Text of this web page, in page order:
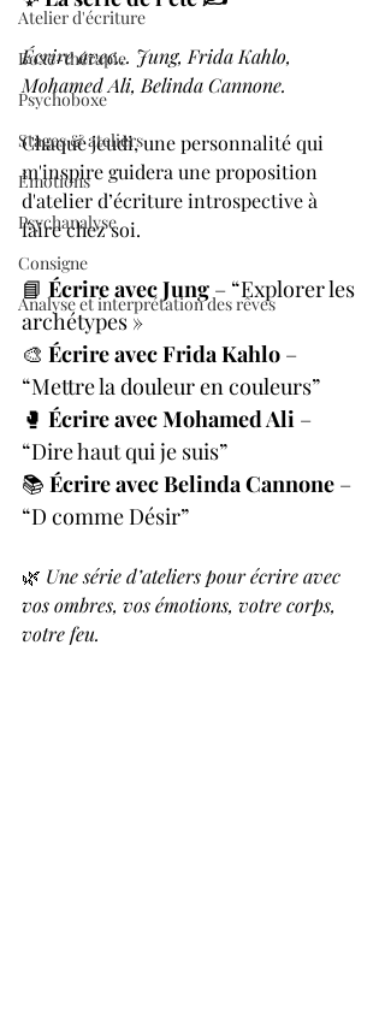
Atelier d'écriture
Boxe-thérapie
Psychoboxe
Stages & ateliers
Émotions
Psychanalyse
Consigne
Analyse et interprétation des rêves
Écrire avec… Jung, Frida Kahlo,
Mohamed Ali, Belinda Cannone.
Chaque jeudi, une personnalité qui
m'inspire guidera une proposition
d'atelier d’écriture introspective à
faire chez soi.
📘 Écrire avec Jung – “Explorer les
archétypes »
🎨 Écrire avec Frida Kahlo –
“Mettre la douleur en couleurs”
🥊 Écrire avec Mohamed Ali –
“Dire haut qui je suis”
📚 Écrire avec Belinda Cannone –
“D comme Désir”
🌿 Une série d’ateliers pour écrire avec
vos ombres, vos émotions, votre corps,
votre feu.